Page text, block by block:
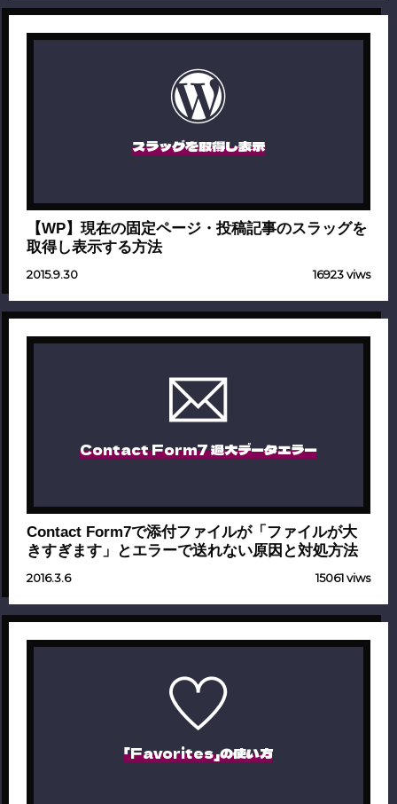
スラッグを取得し表示
【WP】現在の固定ページ・投稿記事のスラッグを
取得し表示する方法
2015.9.30 16923 viws
Contact Form7 過大データエラー
Contact Form7で添付ファイルが「ファイルが大
きすぎます」とエラーで送れない原因と対処方法
2016.3.6 15061 viws
「Favorites」の使い方